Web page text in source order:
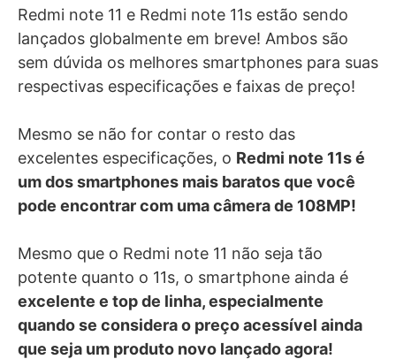
Redmi note 11 e Redmi note 11s estão sendo
lançados globalmente em breve! Ambos são
sem dúvida os melhores smartphones para suas
respectivas especificações e faixas de preço!
Mesmo se não for contar o resto das
excelentes especificações, o Redmi note 11s é
um dos smartphones mais baratos que você
pode encontrar com uma câmera de 108MP!
Mesmo que o Redmi note 11 não seja tão
potente quanto o 11s, o smartphone ainda é
excelente e top de linha, especialmente
quando se considera o preço acessível ainda
que seja um produto novo lançado agora!